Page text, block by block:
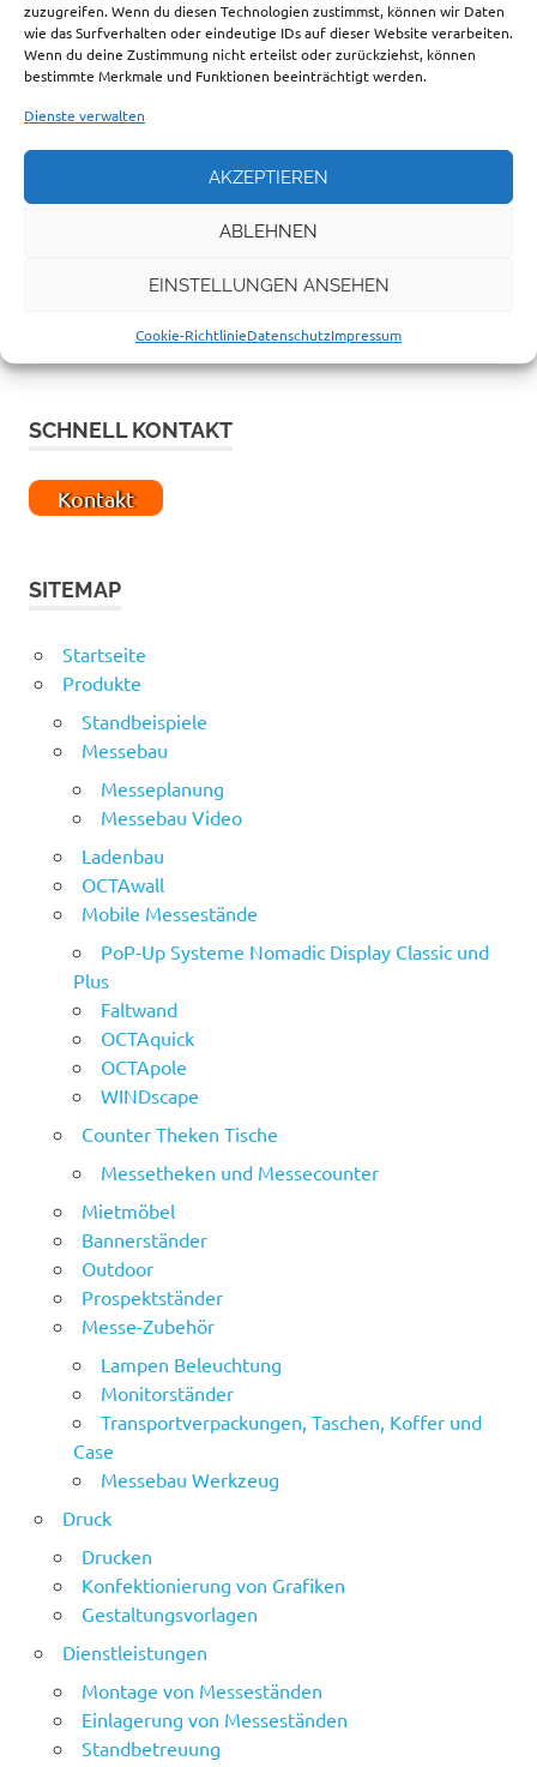
zuzugreifen. Wenn du diesen Technologien zustimmst, können wir Daten
wie das Surfverhalten oder eindeutige IDs auf dieser Website verarbeiten.
Wenn du deine Zustimmung nicht erteilst oder zurückziehst, können
bestimmte Merkmale und Funktionen beeinträchtigt werden.
Dienste verwalten
AKZEPTIEREN
ABLEHNEN
EINSTELLUNGEN ANSEHEN
Cookie-RichtlinieDatenschutzImpressum
… ZUR ZEIT SEHR BELIEBT.
SCHNELL KONTAKT
Kontakt
SITEMAP
Startseite
Produkte
Standbeispiele
Messebau
Messeplanung
Messebau Video
Ladenbau
OCTAwall
Mobile Messestände
PoP-Up Systeme Nomadic Display Classic und
Plus
Faltwand
OCTAquick
OCTApole
WINDscape
Counter Theken Tische
Messetheken und Messecounter
Mietmöbel
Bannerständer
Outdoor
Prospektständer
Messe-Zubehör
Lampen Beleuchtung
Monitorständer
Transportverpackungen, Taschen, Koffer und
Case
Messebau Werkzeug
Druck
Drucken
Konfektionierung von Grafiken
Gestaltungsvorlagen
Dienstleistungen
Montage von Messeständen
Einlagerung von Messeständen
Standbetreuung